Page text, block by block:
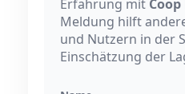
Erfahrung mit
Meldung hilft
und Nutzern in der
Einschätzung der